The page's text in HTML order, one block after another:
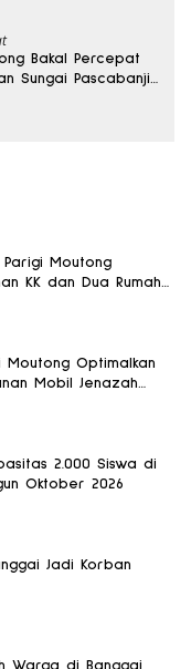
Bakal Percepat
Sungai Pascabanjir
Moutong
KK dan Dua Rumah
Optimalkan
Mobil Jenazah
2.000 Siswa di
Oktober 2026
Jadi Korban